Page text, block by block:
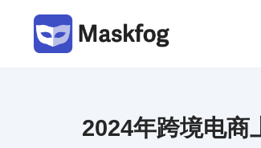
2024年跨境电商